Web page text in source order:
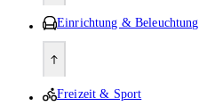
Einrichtung & Beleuchtung
Freizeit & Sport